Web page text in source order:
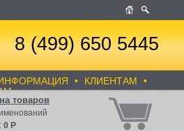
8 (499) 650 5445
• КЛИЕНТАМ
•
товаров
0 Р